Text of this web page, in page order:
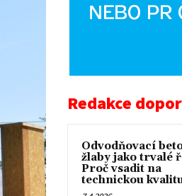
Redakce
Odvodňovací
žlaby jako trvalé
Proč vsadit na
technickou